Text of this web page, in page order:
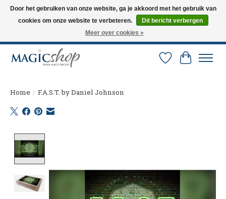
Altijd de nieuwste trucs op voorraad. Snelle verzending via PostNL en DHL.
Langskomen in onze winkel? Bel of mail om een afspraak te maken. 0251-
Verlanglijst
Home / F.A.S.T. by Daniel Johnson
Door het gebruiken van onze website, ga je akkoord met het gebruik van
cookies om onze website te verbeteren.
Dit bericht verbergen
Meer over cookies »